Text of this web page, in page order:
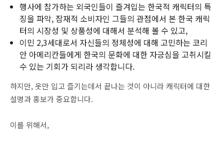
행사에 참가하는 외국인들이 즐겨입는 한국적 캐릭터의 특
징을 파악, 잠재적 소비자인 그들의 관점에서 본 한국 캐릭
터의 시장성 및 상품성에 대해서 분석해 볼 수 있고,
이민 2,3세대로서 자신들의 정체성에 대해 고민하는 코리
안 아메리칸들에게 한국의 문화에 대한 자긍심을 고취시킬
수 있는 기회가 되리라 생각합니다.
하지만, 옷만 입고 즐기는데서 끝나는 것이 아니라 캐릭터에 대한
설명과 홍보가 중요합니다.
이를 위해서,